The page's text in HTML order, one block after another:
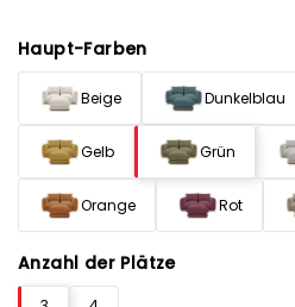
Haupt-Farben
Beige Dunkelblau
Gelb Grün
Orange Rot
Anzahl der Plätze